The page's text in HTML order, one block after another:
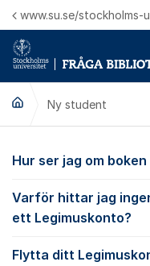
Hoppa till innehåll
www.su.se/
Ny student
Ny
Hur ser jag om
Varför hittar jag
ett Legimuskonto?
Flytta ditt